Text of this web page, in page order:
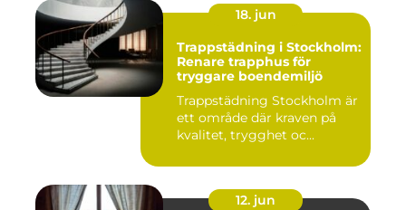
18. jun
Trappstädning i Stockholm:
Renare trapphus för
tryggare boendemiljö
Trappstädning Stockholm är
ett område där kraven på
kvalitet, trygghet oc...
12. jun